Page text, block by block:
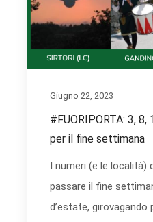
Giugno 22, 2023
#FUORIPORTA: 3, 8,
per il fine settimana
I numeri (e le località)
passare il fine
d’estate, girovagando